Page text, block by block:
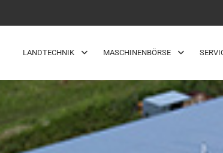
LANDTECHNIK MASCHINENBÖRSE